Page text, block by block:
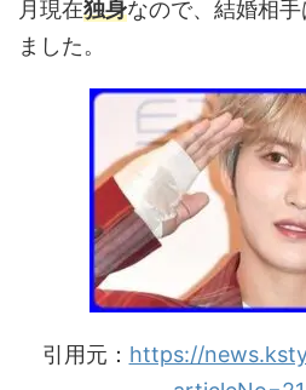
月現在独身なので、結婚相
ました。
引用元： https://